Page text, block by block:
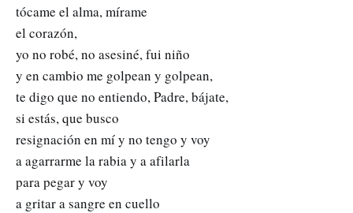
tócame el alma, mírame
el corazón,
yo no robé, no asesiné, fui niño
y en cambio me golpean y golpean,
te digo que no entiendo, Padre, bájate,
si estás, que busco
resignación en mí y no tengo y voy
a agarrarme la rabia y a afilarla
para pegar y voy
a gritar a sangre en cuello